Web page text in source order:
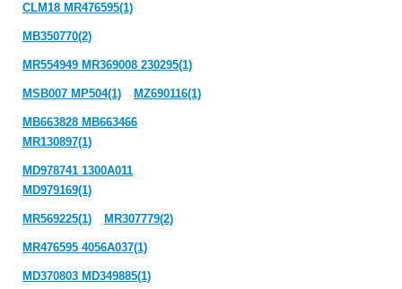
CLM18 MR476595(1)
MB350770(2)
MR554949 MR369008 230295(1)
MSB007 MP504(1) MZ690116(1)
MB663828 MB663466
MR130897(1)
MD978741 1300A011
MD979169(1)
MR569225(1) MR307779(2)
MR476595 4056A037(1)
MD370803 MD349885(1)